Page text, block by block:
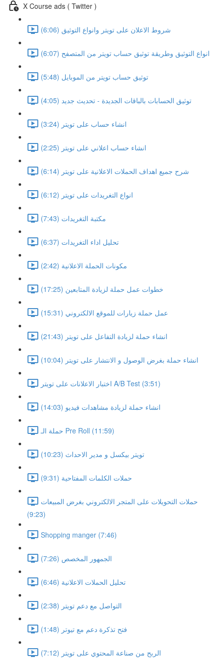
X Course ads ( Twitter )
شروط الاعلان على تويتر وانواع التوثيق (6:06)
انواع التوثيق وطريقة توثيق حساب تويتر من المتصفح (6:07)
توثيق حساب تويتر من الموبايل (5:48)
توثيق الحسابات بالباقات الجديدة - تحديث جديد (4:05)
انشاء حساب على تويتر (3:24)
انشاء حساب اعلاني على تويتر (2:25)
شرح جميع اهداف الحملات الاعلانية على تويتر (6:14)
انواع التغريدات على تويتر (6:12)
مكتبة التغريدات (7:43)
تحليل اداء التغريدات (6:37)
مكونات الحملة الاعلانية (2:42)
خطوات عمل حملة لزيادة المتابعين (17:25)
عمل حملة زيارات للموقع الالكتروني (15:31)
انشاء حملة لزيادة التفاعل على تويتر (21:43)
انشاء حملة بغرض الوصول و الانتشار على تويتر (10:04)
اختبار الاعلانات على تويتر A/B Test (3:51)
انشاء حملة لزيادة مشاهدات فيديو (14:03)
حملة الـ Pre Roll (11:59)
تويتر بيكسل و مدير الاحداث (10:23)
حملات الكلمات المفتاحية (9:31)
حملات التحويلات على المتجر الالكتروني بغرض المبيعات
(9:23)
Shopping manger (7:46)
الجمهور المخصص (7:26)
تحليل الحملات الاعلانية (6:46)
التواصل مع دعم تويتر (2:38)
فتح تذكرة دعم مع تيوتر (1:48)
الربح من صناعة المحتوي على تويتر (7:12)